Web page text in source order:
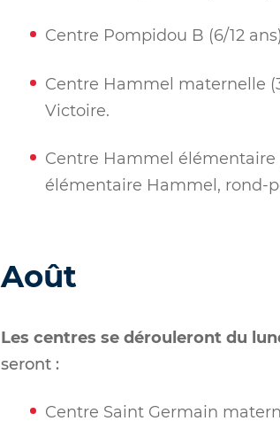
Centre Pompidou B (6/12
Centre Hammel maternelle
Victoire.
Centre Hammel élémentaire
élémentaire Hammel, rond-
Août
Les centres se dérouleront du
seront :
Centre Saint Germain